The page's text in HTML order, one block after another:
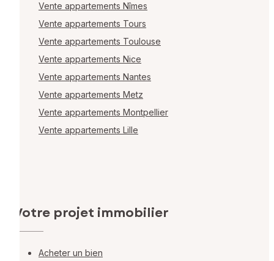
Vente appartements Nîmes
Vente appartements Tours
Vente appartements Toulouse
Vente appartements Nice
Vente appartements Nantes
Vente appartements Metz
Vente appartements Montpellier
Vente appartements Lille
Votre projet immobilier
Acheter un bien